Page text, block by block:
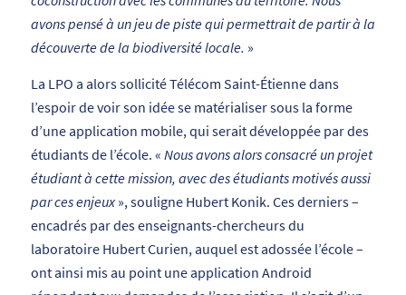
avons pensé à un jeu de piste qui permettrait de partir à la
découverte de la biodiversité locale. »
La LPO a alors sollicité Télécom Saint-Étienne dans
l’espoir de voir son idée se matérialiser sous la forme
d’une application mobile, qui serait développée par des
étudiants de l’école. « Nous avons alors consacré un projet
étudiant à cette mission, avec des étudiants motivés aussi
par ces enjeux», souligne Hubert Konik. Ces derniers –
encadrés par des enseignants-chercheurs du
laboratoire Hubert Curien, auquel est adossée l’école –
ont ainsi mis au point une application Android